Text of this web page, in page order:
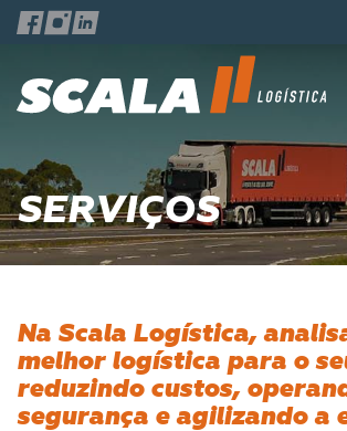
SERVIÇOS
Na Scala Logística,
melhor logística para o
reduzindo custos,
segurança e agilizando a